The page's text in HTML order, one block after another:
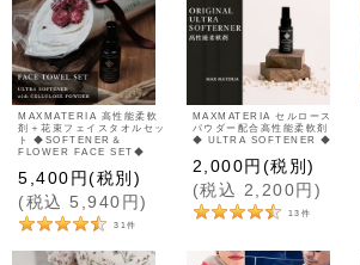
MAXMATERIA 高性能柔軟
剤＋花束フェイスタオルセッ
ト ◆SOFTENER＆
FLOWER FACE SET◆
5,400円(税別)
(税込 5,940 円)
31 件
MAXMATERIA セルロース
パウダー配合高性能柔軟剤
◆ ULTRA SOFTENER ◆
2,000円 (税別)
(税込 2,200円 )
13 件